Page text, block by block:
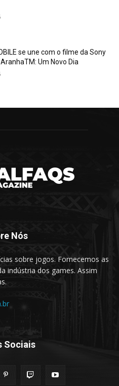
se une com o filme da Sony
Um Novo Dia
Nós
sobre jogos. Fornecemos as
indústria dos games. Assim
Sociais